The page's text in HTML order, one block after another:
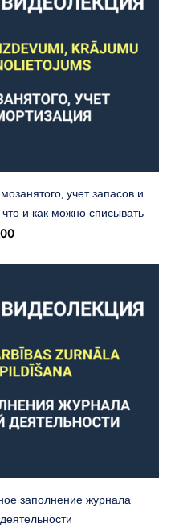
учет запасов и
и как можно списывать
заполнение журнала